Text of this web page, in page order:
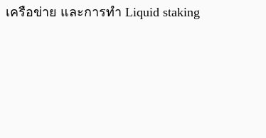
เครือข่าย และการทำ Liquid staking